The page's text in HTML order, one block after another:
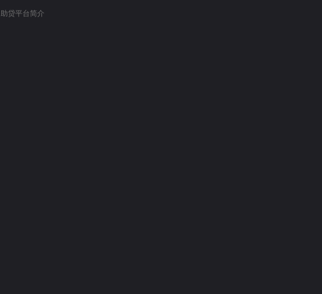
助贷平台简介